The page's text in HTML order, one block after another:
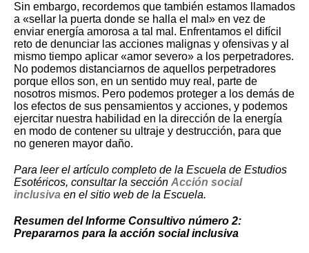
Sin embargo, recordemos que también estamos llamados
a «sellar la puerta donde se halla el mal» en vez de
enviar energía amorosa a tal mal. Enfrentamos el difícil
reto de denunciar las acciones malignas y ofensivas y al
mismo tiempo aplicar «amor severo» a los perpetradores.
No podemos distanciarnos de aquellos perpetradores
porque ellos son, en un sentido muy real, parte de
nosotros mismos. Pero podemos proteger a los demás de
los efectos de sus pensamientos y acciones, y podemos
ejercitar nuestra habilidad en la dirección de la energía
en modo de contener su ultraje y destrucción, para que
no generen mayor daño.
Para leer el artículo completo de la Escuela de Estudios
Esotéricos, consultar la sección Acción social
inclusiva en el sitio web de la Escuela.
Resumen del Informe Consultivo número 2:
Prepararnos para la acción social inclusiva